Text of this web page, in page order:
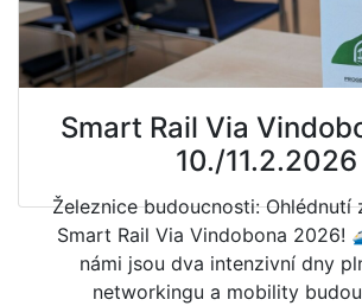
Smart Rail Via
10./11.2.2026
Železnice budoucnosti: Ohlédnutí
Smart Rail Via Vindobona 2026!
námi jsou dva intenzivní dny
networkingu a mobility